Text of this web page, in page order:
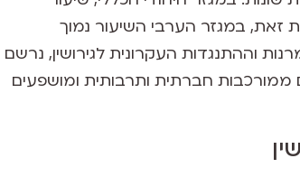
ועומד על כ-2.2 ל-1,000 איש. לעומת זאת, במגזר הערבי השיעור נמוך
על אף השמרנות וההתנגדות העקרונית לגירושין, נרשם
הבדלים אלו נובעים ממורכבות חברתית ותרבותית ומושפעים